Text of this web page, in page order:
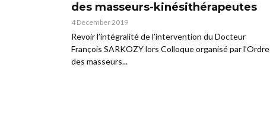
des masseurs-kinésithérapeutes
4 December 2019
Revoir l’intégralité de l’intervention du Docteur
François SARKOZY lors Colloque organisé par l’Ordre
des masseurs...